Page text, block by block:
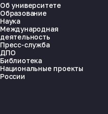
Об университете
Образование
Наука
Международная
деятельность
Пресс-служба
ДПО
Библиотека
Национальные проекты
России